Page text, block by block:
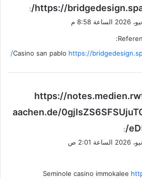
https://
:
Casino san pablo https://
https://
aachen.de/
:
Seminole casino immokalee